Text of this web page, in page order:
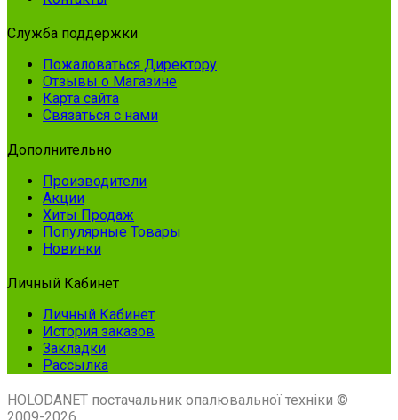
Служба поддержки
Пожаловаться Директору
Отзывы о Магазине
Карта сайта
Связаться с нами
Дополнительно
Производители
Акции
Хиты Продаж
Популярные Товары
Новинки
Личный Кабинет
Личный Кабинет
История заказов
Закладки
Рассылка
HOLODANET постачальник опалювальної техніки ©
2009-2026